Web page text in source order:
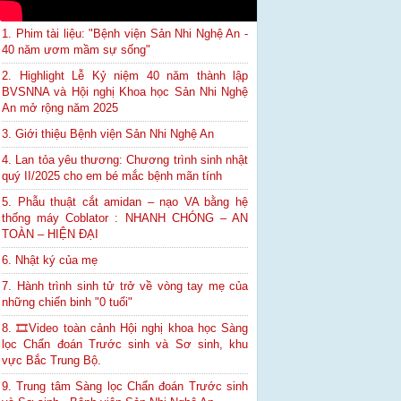
1. Phim tài liệu: "Bệnh viện Sản Nhi Nghệ An -
40 năm ươm mầm sự sống"
2. Highlight Lễ Kỷ niệm 40 năm thành lập
BVSNNA và Hội nghị Khoa học Sản Nhi Nghệ
An mở rộng năm 2025
3. Giới thiệu Bệnh viện Sản Nhi Nghệ An
4. Lan tỏa yêu thương: Chương trình sinh nhật
quý II/2025 cho em bé mắc bệnh mãn tính
5. Phẫu thuật cắt amidan – nạo VA bằng hệ
thống máy Coblator : NHANH CHÓNG – AN
TOÀN – HIỆN ĐẠI
6. Nhật ký của mẹ
7. Hành trình sinh tử trở về vòng tay mẹ của
những chiến binh "0 tuổi"
8. 🎞Video toàn cảnh Hội nghị khoa học Sàng
lọc Chẩn đoán Trước sinh và Sơ sinh, khu
vực Bắc Trung Bộ.
9. Trung tâm Sàng lọc Chẩn đoán Trước sinh